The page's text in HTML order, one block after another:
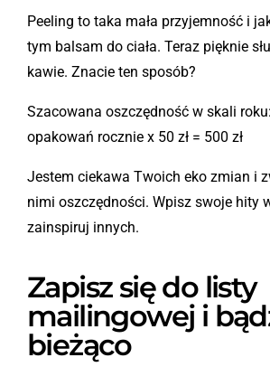
Peeling to taka mała przyjemność i
tym balsam do ciała. Teraz pięknie
kawie. Znacie ten sposób?
Szacowana oszczędność w skali
opakowań rocznie x 50 zł = 500 zł
Jestem ciekawa Twoich eko zmian i
nimi oszczędności. Wpisz swoje hity
zainspiruj innych.
Zapisz się do listy
mailingowej i
bieżąco